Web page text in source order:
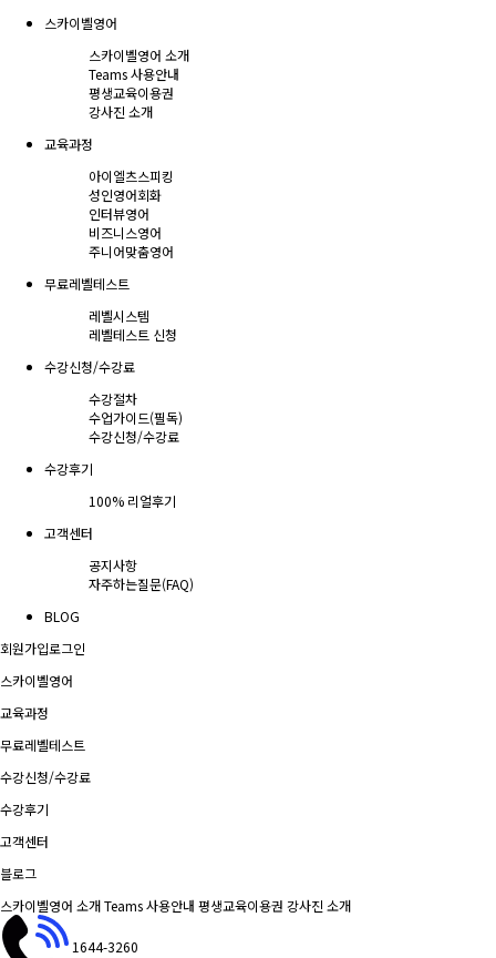
스카이벨영어
스카이벨영어 소개
Teams 사용안내
평생교육이용권
강사진 소개
교육과정
아이엘츠스피킹
성인영어회화
인터뷰영어
비즈니스영어
주니어맞춤영어
무료레벨테스트
레벨시스템
레벨테스트 신청
수강신청/수강료
수강절차
수업가이드(필독)
수강신청/수강료
수강후기
100% 리얼후기
고객센터
공지사항
자주하는질문(FAQ)
BLOG
회원가입로그인
스카이벨영어
교육과정
무료레벨테스트
수강신청/수강료
수강후기
고객센터
블로그
스카이벨영어 소개Teams 사용안내 평생교육이용권 강사진 소개
1644-3260